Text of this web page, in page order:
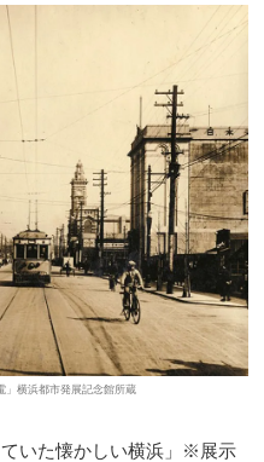
」横浜都市発展記念館所蔵
いた懐かしい横浜」※展示